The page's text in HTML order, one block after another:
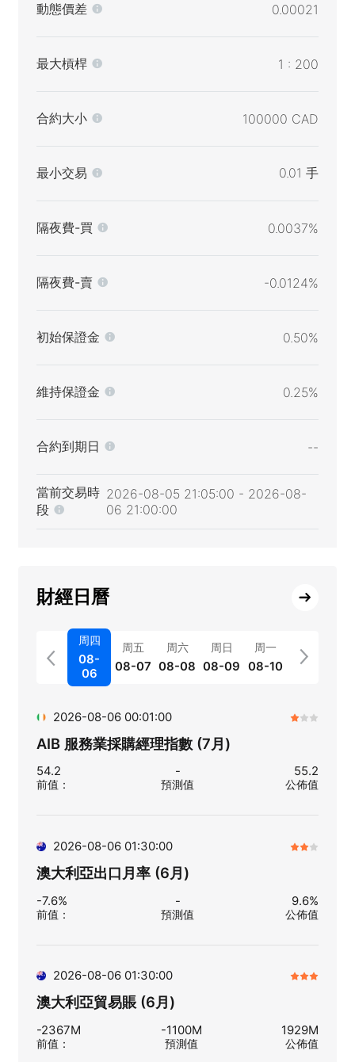
動態價差 0.00021
最大槓桿 1 : 200
合約大小 100000 CAD
最小交易 0.01 手
隔夜費-買 0.0037%
隔夜費-賣 -0.0124%
初始保證金 0.50%
維持保證金 0.25%
合約到期日 --
當前交易時
段
2026-08-05 21:05:00 - 2026-08-
06 21:00:00
財經日曆
周四
08-
06
周五
08-07
周六
08-08
周日
08-09
周一
08-10
2026-08-06 00:01:00
AIB 服務業採購經理指數 (7月)
54.2
前值 ：
-
預測值
55.2
公佈值
2026-08-06 01:30:00
澳大利亞出口月率 (6月)
-7.6%
前值 ：
-
預測值
9.6%
公佈值
2026-08-06 01:30:00
澳大利亞貿易賬 (6月)
-2367M
前值 ：
-1100M
預測值
1929M
公佈值